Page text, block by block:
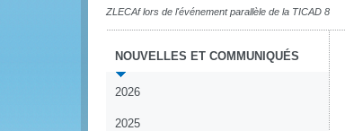
ZLECAf lors de l'événement parallèle de la TICAD 8
NOUVELLES ET COMMUNIQUÉS
2026
2025